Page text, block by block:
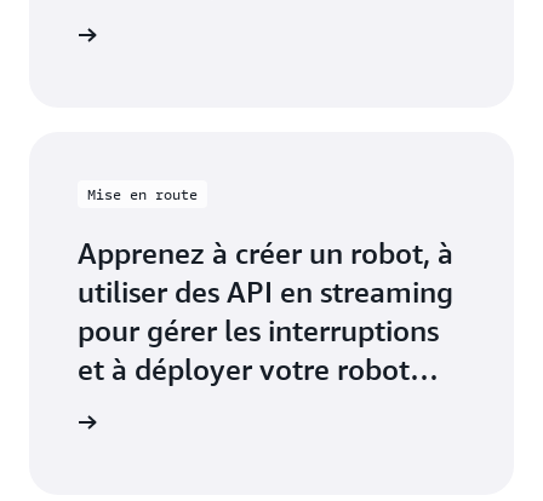
compréhension du langage
Mise en route
Apprenez à créer un robot, à
utiliser des API en streaming
pour gérer les interruptions
et à déployer votre robot
dans plusieurs services